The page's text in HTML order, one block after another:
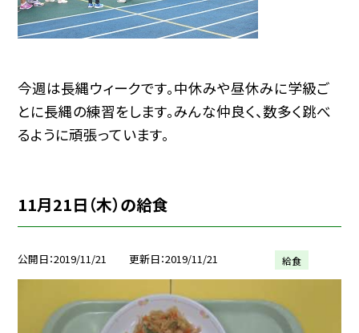
今週は長縄ウィークです。中休みや昼休みに学級ご
とに長縄の練習をします。みんな仲良く、数多く跳べ
るように頑張っています。
11月21日（木）の給食
公開日 2019/11/21 更新日 2019/11/21 給食